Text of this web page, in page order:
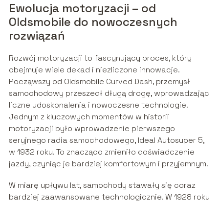
Ewolucja motoryzacji – od
Oldsmobile do nowoczesnych
rozwiązań
Rozwój motoryzacji to fascynujący proces, który
obejmuje wiele dekad i niezliczone innowacje.
Począwszy od Oldsmobile Curved Dash, przemysł
samochodowy przeszedł długą drogę, wprowadzając
liczne udoskonalenia i nowoczesne technologie.
Jednym z kluczowych momentów w historii
motoryzacji było wprowadzenie pierwszego
seryjnego radia samochodowego, Ideal Autosuper 5,
w 1932 roku. To znacząco zmieniło doświadczenie
jazdy, czyniąc je bardziej komfortowym i przyjemnym.
W miarę upływu lat, samochody stawały się coraz
bardziej zaawansowane technologicznie. W 1928 roku